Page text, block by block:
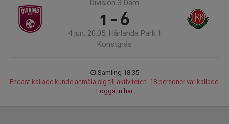
Division 3 Dam
1 - 6
4 jun, 20:05, Härlanda Park 1
Konstgräs
Samling 18:35
Endast kallade kunde anmäla sig till aktiviteten. 18 personer var kallade.
Logga in här